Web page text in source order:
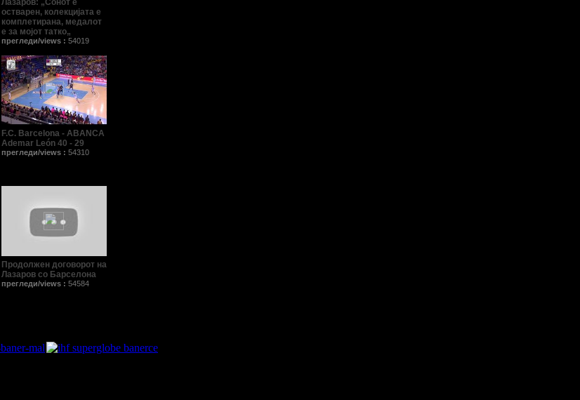
Лазаров: „Сонот е
остварен, колекцијата е
комплетирана, медалот
е за мојот татко„
прегледи/views : 54019
F.C. Barcelona - ABANCA
Ademar León 40 - 29
прегледи/views : 54310
Продолжен договорот на
Лазаров со Барселона
прегледи/views : 54584